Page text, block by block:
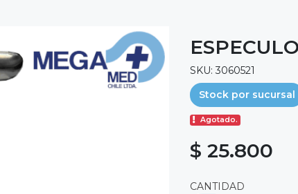
SKU: 3060521
Stock por sucursal
Agotado.
$ 25.800
CANTIDAD